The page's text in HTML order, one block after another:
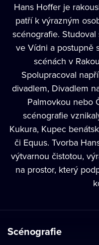
Hans Hoffer je
patří k výrazným
scénografie.
ve Vídni a postupně
scénách v
Spolupracoval
divadlem, Divadlem
Palmovkou nebo
scénografie
Kukura, Kupec
či Equus. Tvorba
výtvarnou čistotou,
na prostor, který
Scénografie